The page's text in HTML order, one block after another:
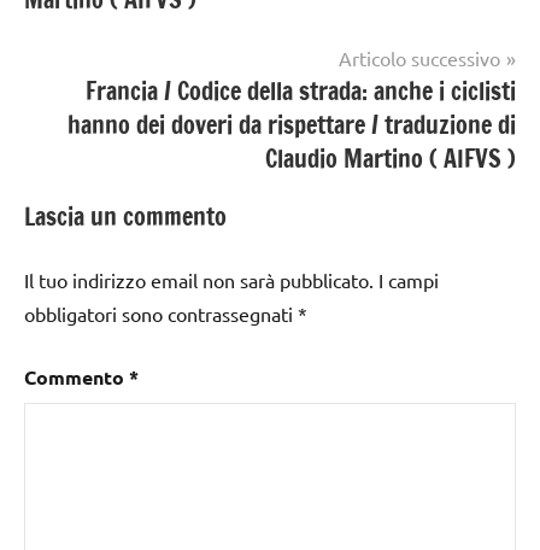
Articolo successivo
Francia / Codice della strada: anche i ciclisti
hanno dei doveri da rispettare / traduzione di
Claudio Martino ( AIFVS )
Lascia un commento
Il tuo indirizzo email non sarà pubblicato. I campi
obbligatori sono contrassegnati *
Commento *